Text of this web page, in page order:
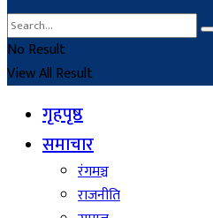
No Result
View All Result
गृहपृष्ठ
समाचार
रंगमञ्च
राजनीति